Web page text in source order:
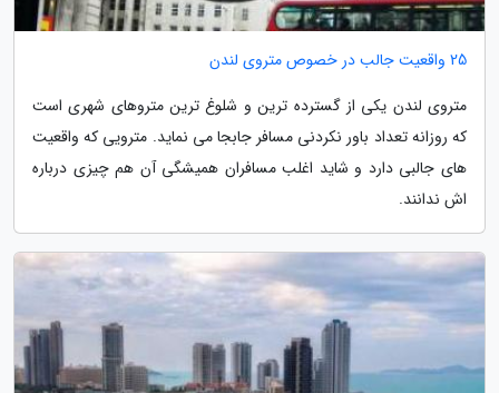
25 واقعیت جالب در خصوص متروی لندن
متروی لندن یکی از گسترده ترین و شلوغ ترین متروهای شهری است
که روزانه تعداد باور نکردنی مسافر جابجا می نماید. مترویی که واقعیت
های جالبی دارد و شاید اغلب مسافران همیشگی آن هم چیزی درباره
اش ندانند.